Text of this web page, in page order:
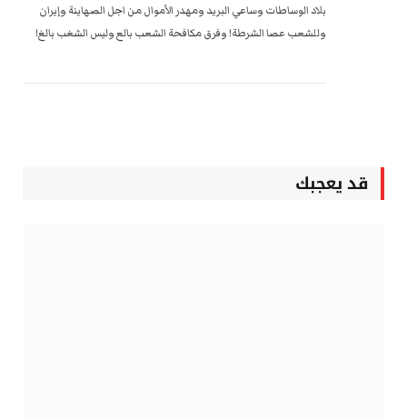
بلاد الوساطات وساعي البريد ومهدر الأموال من اجل الصهاينة وإيران
وللشعب عصا الشرطة! وفرق مكافحة الشعب بالع وليس الشغب بالغ!
قد يعجبك